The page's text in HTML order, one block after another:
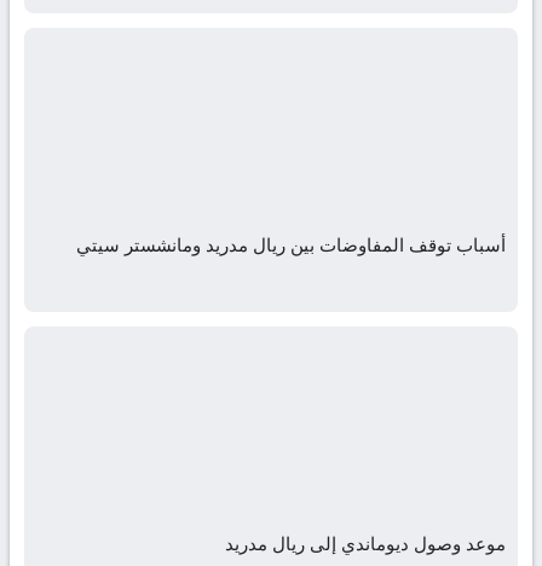
أسباب توقف المفاوضات بين ريال مدريد ومانشستر سيتي
موعد وصول ديوماندي إلى ريال مدريد